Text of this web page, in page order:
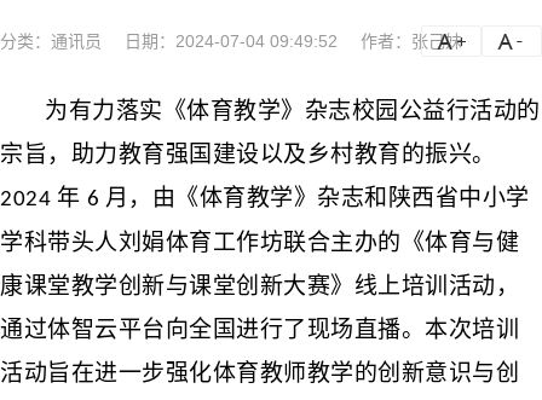
分类： 通讯员 日期：2024-07-04 09:49:52 作者：张己妹
为有力落实《体育教学》杂志校园公益行活动的
宗旨，助力教育强国建设以及乡村教育的振兴。
2024 年 6 月，由 《体育教学》杂志和 陕西省中小学
学科带头人刘娟体育工作坊联合主办的 《体育与健
康课堂教学创新与课堂创新大赛》线上培训活动，
通过体智云平台向全国进行了现场直播。本次培训
活动旨在进一步强化体育教师教学的创新意识与创